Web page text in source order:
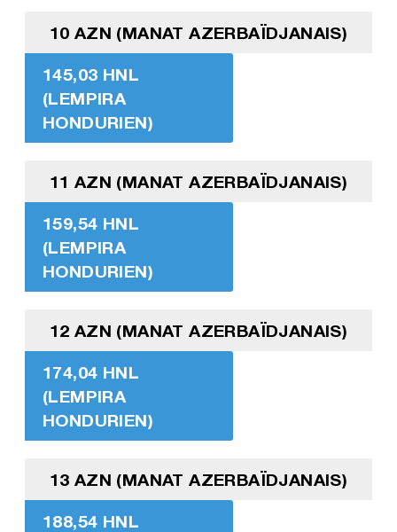
10 AZN (MANAT AZERBAÏDJANAIS)
145,03 HNL
(LEMPIRA
HONDURIEN)
11 AZN (MANAT AZERBAÏDJANAIS)
159,54 HNL
(LEMPIRA
HONDURIEN)
12 AZN (MANAT AZERBAÏDJANAIS)
174,04 HNL
(LEMPIRA
HONDURIEN)
13 AZN (MANAT AZERBAÏDJANAIS)
188,54 HNL